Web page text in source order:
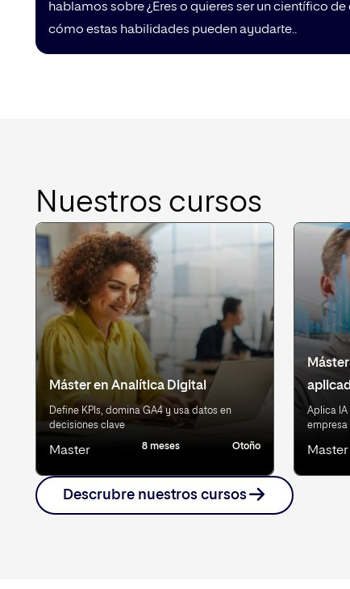
hablamos sobre ¿Eres o quieres ser un científico
cómo estas habilidades pueden ayudarte..
Nuestros cursos
Máster en Analítica Digital
Define KPIs, domina GA4 y usa datos en
decisiones clave
Master 8 meses Otoño
Aplica
empresa
Master
Descrubre nuestros cursos